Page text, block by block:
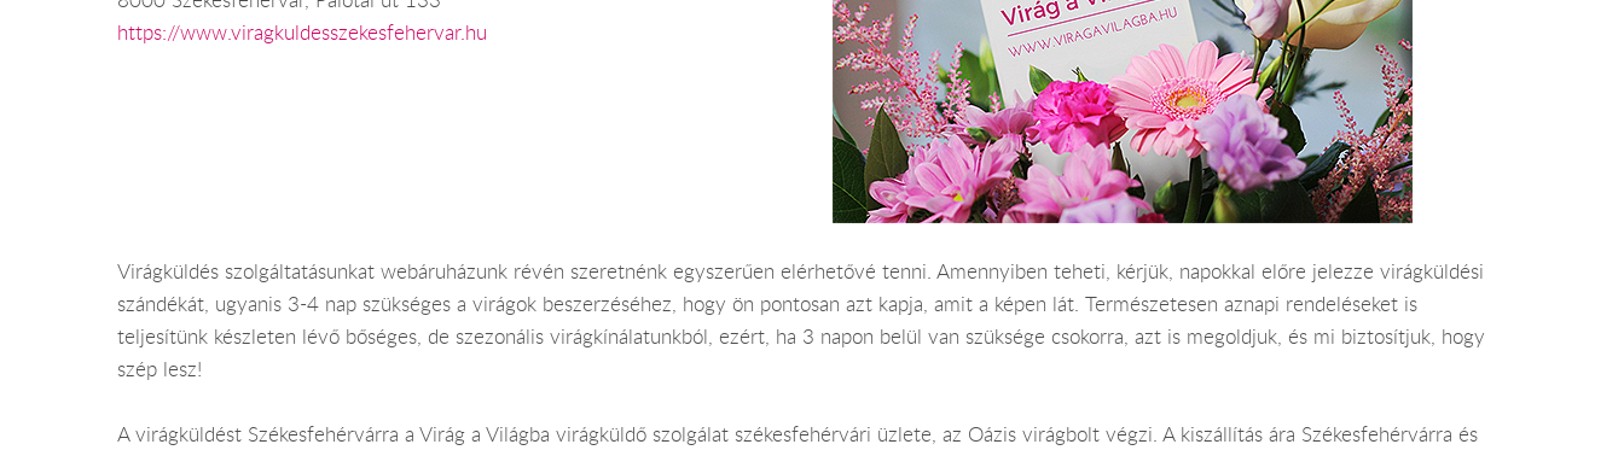
https://www.viragkuldesszekesfehervar.hu
Virágküldés szolgáltatásunkat webáruházunk révén szeretnénk egyszerűen elérhetővé tenni. Amennyiben teheti, kérjük, napokkal előre jelezze virágküldési
szándékát, ugyanis 3-4 nap szükséges a virágok beszerzéséhez, hogy ön pontosan azt kapja, amit a képen lát. Természetesen aznapi rendeléseket is
teljesítünk készleten lévő bőséges, de szezonális virágkínálatunkból, ezért, ha 3 napon belül van szüksége csokorra, azt is megoldjuk, és mi biztosítjuk, hogy
szép lesz!
A virágküldést Székesfehérvárra a Virág a Világba virágküldő szolgálat székesfehérvári üzlete, az Oázis virágbolt végzi. A kiszállítás ára Székesfehérvárra és